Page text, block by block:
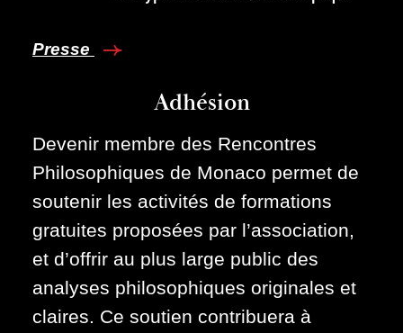
Presse
Adhésion
Devenir membre des Rencontres
Philosophiques de Monaco permet de
soutenir les activités de formations
gratuites proposées par l’association,
et d’offrir au plus large public des
analyses philosophiques originales et
claires. Ce soutien contribuera à